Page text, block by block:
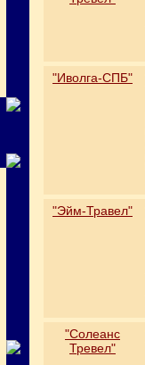
"Иволга-СПБ"
"Эйм-Травел"
"Солеанс
Тревел"